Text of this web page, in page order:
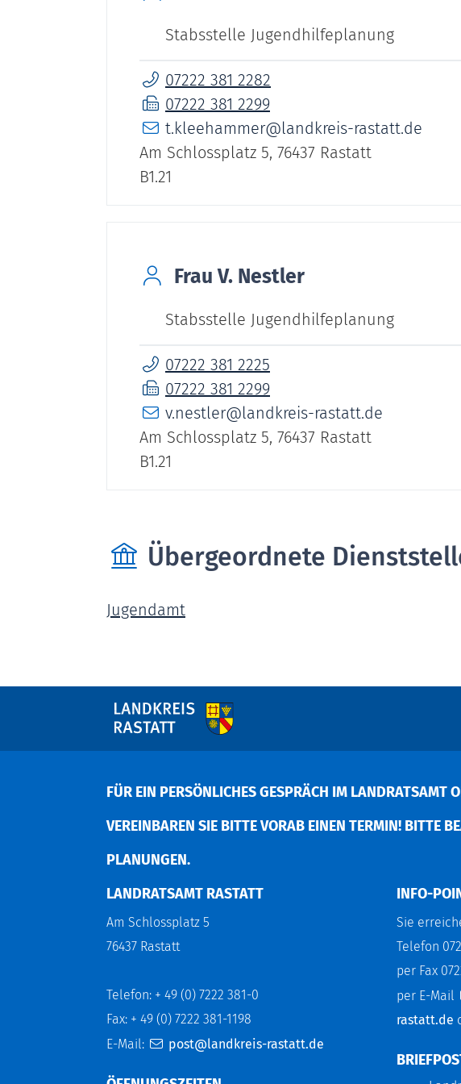
Stabsstelle Jugendhilfeplanung
07222 381 2282
07222 381 2299
t.kleehammer@landkreis-rastatt.de
Am Schlossplatz 5, 76437 Rastatt
B1.21
Frau V. Nestler
Stabsstelle Jugendhilfeplanung
07222 381 2225
07222 381 2299
v.nestler@landkreis-rastatt.de
Am Schlossplatz 5, 76437 Rastatt
B1.21
Übergeordnete
Jugendamt
FÜR EIN PERSÖNLICHES GESPRÄCH IM LANDRATSAMT
EREINBAREN SIE BITTE VORAB EINEN TERMIN! BITTE
LANUNGEN.
LANDRATSAMT RASTATT
Am Schlossplatz 5
76437 Rastatt
Telefon: + 49 (0) 7222 381-0
Fax: + 49 (0) 7222 381-1198
E-Mail:
post@landkreis-rastatt.de
INFO-
Sie
Telefon
per Fax
per E-Mail
rastatt.de